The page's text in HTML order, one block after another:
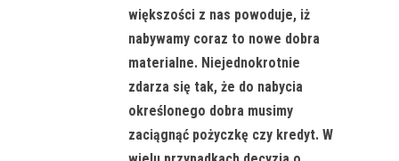
większości z nas powoduje, iż
nabywamy coraz to nowe dobra
materialne. Niejednokrotnie
zdarza się tak, że do nabycia
określonego dobra musimy
zaciągnąć pożyczkę czy kredyt. W